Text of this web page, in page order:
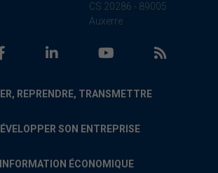
CS 20286 - 89005
Auxerre
REPRENDRE, TRANSMETTRE
SON ENTREPRISE
INFORMATION ÉCONOMIQUE